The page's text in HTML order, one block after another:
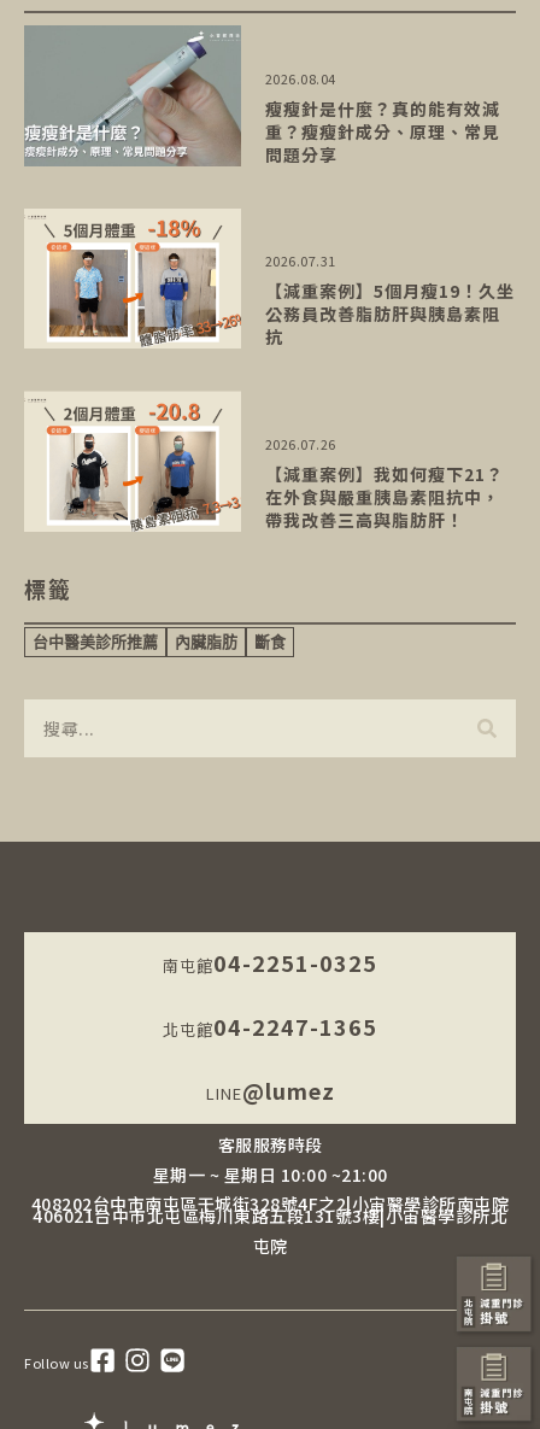
瘦瘦針是什麼？真的能有效減
重？瘦瘦針成分、原理、常見
問題分享
2026.08.04
【減重案例】5個月瘦19！久坐
公務員改善脂肪肝與胰島素阻
抗
2026.07.31
【減重案例】我如何瘦下21？
在外食與嚴重胰島素阻抗中，
帶我改善三高與脂肪肝！
2026.07.26
標籤
台中醫美診所推薦 內臟脂肪 斷食
南屯館04-2251-0325
北屯館04-2247-1365
LINE@lumez
客服服務時段
星期一 ~ 星期日 10:00 ~21:00
408202台中市南屯區干城街328號4F之2|小宙醫學診所南屯院
406021台中市北屯區梅川東路五段131號3樓|小宙醫學診所北
屯院
Follow us